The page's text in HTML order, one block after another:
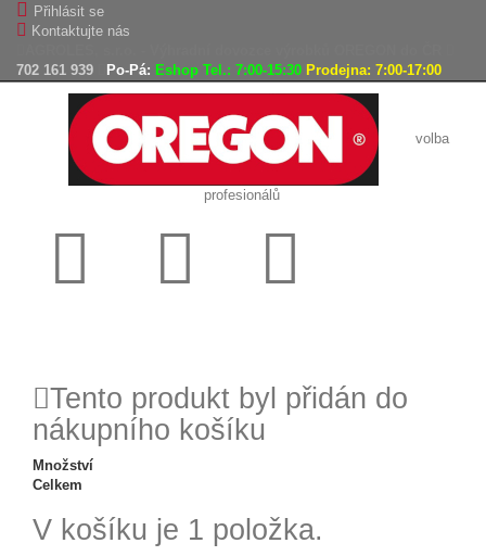
Přihlásit se
Kontaktujte nás
702 161 939
Po-Pá: Eshop Tel.: 7:00-15:30 Prodejna: 7:00-17:00
volba
profesionálů
Tento produkt byl přidán do
nákupního košíku
Množství
Celkem
V košíku je 1 položka.